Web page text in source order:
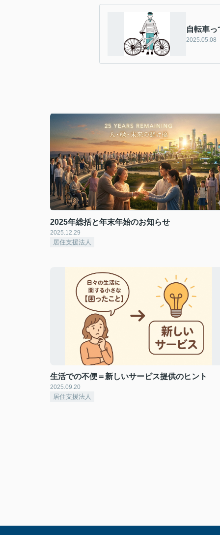
自転車
2025.05.08
2025年総括と年末年始のお知らせ
2025.12.29
居住支援法人
生活での不便＝新しいサービス提供のヒント
2025.09.20
居住支援法人